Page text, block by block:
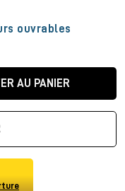
ouvrables
AU PANIER